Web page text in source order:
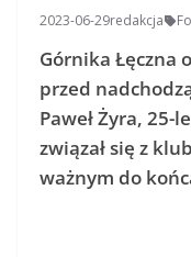
2023-06-29redakcja
Górnika Łęczna
przed
Paweł Żyra,
związał się z
ważnym do